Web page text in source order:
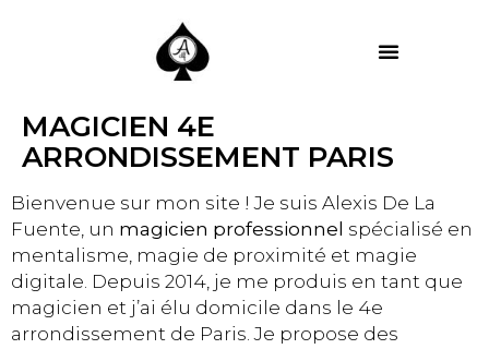
MAGICIEN 4E
ARRONDISSEMENT PARIS
Bienvenue sur mon site ! Je suis Alexis De La
Fuente, un magicien professionnel spécialisé en
mentalisme, magie de proximité et magie
digitale. Depuis 2014, je me produis en tant que
magicien et j’ai élu domicile dans le 4e
arrondissement de Paris. Je propose des